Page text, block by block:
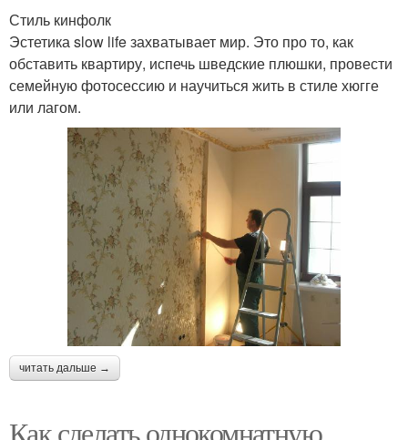
Стиль кинфолк
Эстетика slow life захватывает мир. Это про то, как
обставить квартиру, испечь шведские плюшки, провести
семейную фотосессию и научиться жить в стиле хюгге
или лагом.
читать дальше →
Как сделать однокомнатную